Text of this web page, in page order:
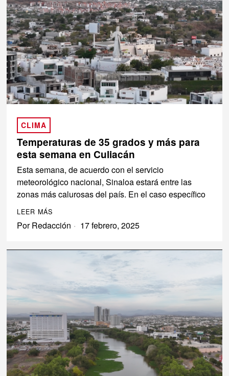
CLIMA
Temperaturas de 35 grados y más para
esta semana en Culiacán
Esta semana, de acuerdo con el servicio
meteorológico nacional, Sinaloa estará entre las
zonas más calurosas del país. En el caso específico
LEER MÁS
PorRedacción 17 febrero, 2025